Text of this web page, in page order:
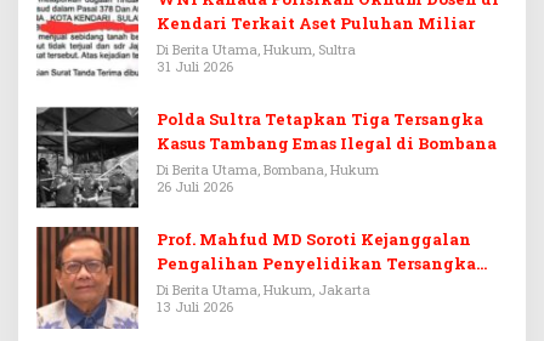
Kendari Terkait Aset Puluhan Miliar
Di Berita Utama, Hukum, Sultra
31 Juli 2026
Polda Sultra Tetapkan Tiga Tersangka
Kasus Tambang Emas Ilegal di Bombana
Di Berita Utama, Bombana, Hukum
26 Juli 2026
Prof. Mahfud MD Soroti Kejanggalan
Pengalihan Penyelidikan Tersangka
Febrie Adriansyah
Di Berita Utama, Hukum, Jakarta
13 Juli 2026